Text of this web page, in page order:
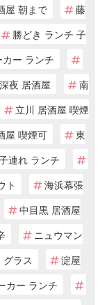
屋 朝まで
藤
勝どき ランチ 子
ー ランチ
夜 居酒屋
南
立川 居酒屋 喫煙
屋 喫煙可
東
連れ ランチ
ト
海浜幕張
中目黒 居酒屋
ニュウマン
ラス
淀屋
カー ランチ